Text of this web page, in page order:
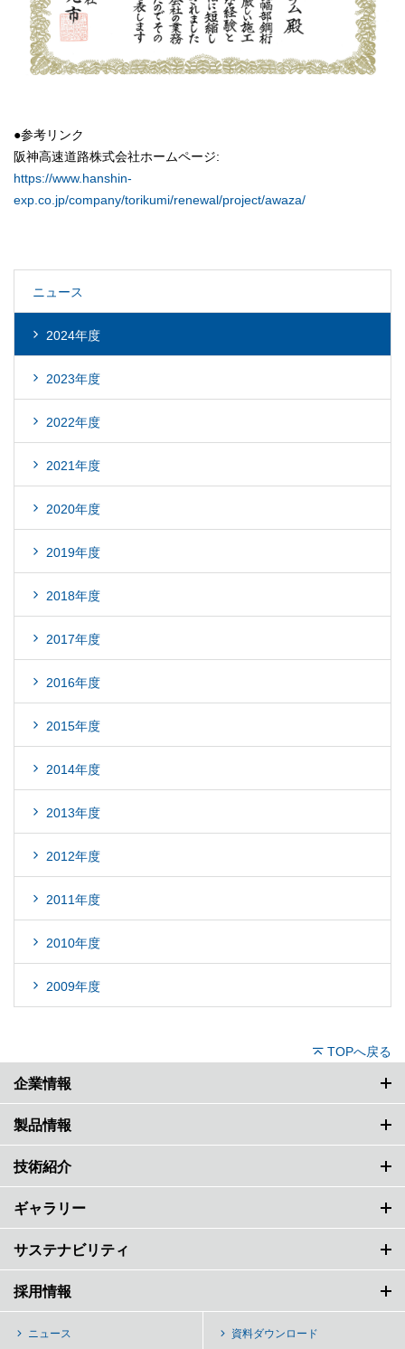
●参考リンク
阪神高速道路株式会社ホームページ:
https://www.hanshin-
exp.co.jp/company/torikumi/renewal/project/awaza/
ニュース
2024年度
2023年度
2022年度
2021年度
2020年度
2019年度
2018年度
2017年度
2016年度
2015年度
2014年度
2013年度
2012年度
2011年度
2010年度
2009年度
TOPへ戻る
企業情報
製品情報
技術紹介
ギャラリー
サステナビリティ
採用情報
ニュース 資料ダウンロード